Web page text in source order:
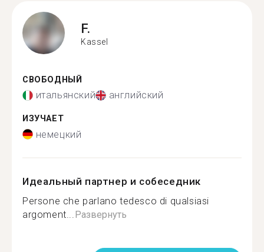
F.
Kassel
СВОБОДНЫЙ
итальянский английский
ИЗУЧАЕТ
немецкий
Идеальный партнер и собеседник
Persone che parlano tedesco di qualsiasi
argoment... Развернуть